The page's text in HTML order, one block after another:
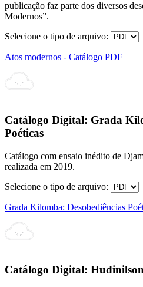
publicação faz parte dos diversos
Modernos”.
Selecione o tipo de arquivo:
Atos modernos - Catálogo PDF
Catálogo Digital: Grada
Poéticas
Catálogo com ensaio inédito de
realizada em 2019.
Selecione o tipo de arquivo:
Grada Kilomba: Desobediências
Catálogo Digital: